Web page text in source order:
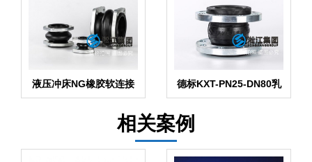
液压冲床NG橡胶软连接
德标KXT-PN25-DN80乳
化液避震接头
相关案例